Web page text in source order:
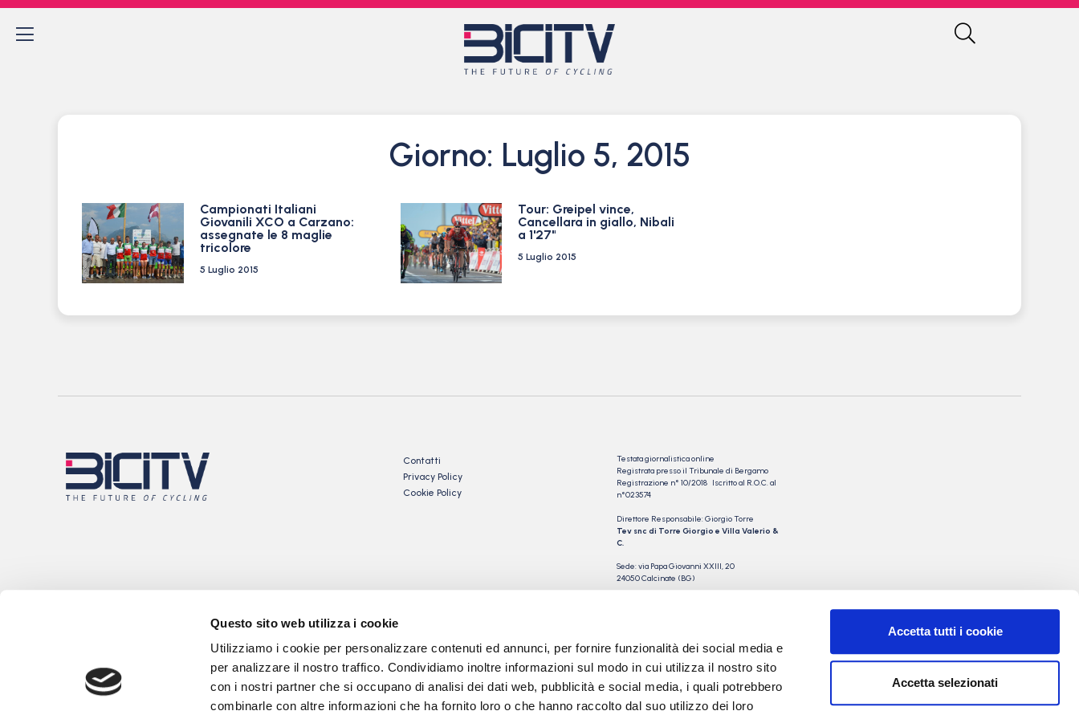
Questo sito web utilizza i cookie
Utilizziamo i cookie per personalizzare contenuti ed annunci, per fornire funzionalità dei social media e
per analizzare il nostro traffico. Condividiamo inoltre informazioni sul modo in cui utilizza il nostro sito
con i nostri partner che si occupano di analisi dei dati web, pubblicità e social media, i quali potrebbero
combinarle con altre informazioni che ha fornito loro o che hanno raccolto dal suo utilizzo dei loro
Accetta tutti i cookie
Accetta selezionati
Giorno: Luglio 5, 2015
Campionati Italiani
Giovanili XCO a Carzano:
assegnate le 8 maglie
tricolore
5 Luglio 2015
Tour: Greipel vince,
Cancellara in giallo, Nibali
a 1'27"
5 Luglio 2015
Contatti
Privacy Policy
Cookie Policy
Testata giornalistica online
Registrata presso il Tribunale di Bergamo
Registrazione n° 10/2018 Iscritto al R.O.C. al
n°023574
Direttore Responsabile: Giorgio Torre
Tev snc di Torre Giorgio e Villa Valerio &
C.
Sede: via Papa Giovanni XXIII, 20
24050 Calcinate (BG)